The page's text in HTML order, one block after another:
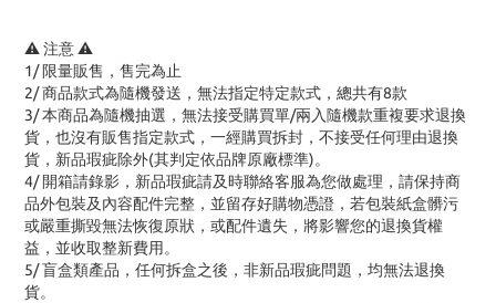
⚠️ 注意 ⚠️
1/ 限量販售，售完為止
2/ 商品款式為隨機發送，無法指定特定款式 ，總共有8款
3/本商品為隨機抽選，無法接受購買單/兩入隨機款重複要求退換
貨，也沒有販售指定款式，一經購買拆封，不接受任何理由退換
貨，新品瑕疵除外(其判定依品牌原廠標準)。
4/ 開箱請錄影，新品瑕疵請及時聯絡客服為您做處理，請保持商
品外包裝及內容配件完整，並留存好購物憑證，若包裝紙盒髒污
或嚴重撕毀無法恢復原狀，或配件遺失，將影響您的退換貨權
益，並收取整新費用。
5/ 盲盒類產品，任何拆盒之後，非新品瑕疵問題，均無法退換
貨。